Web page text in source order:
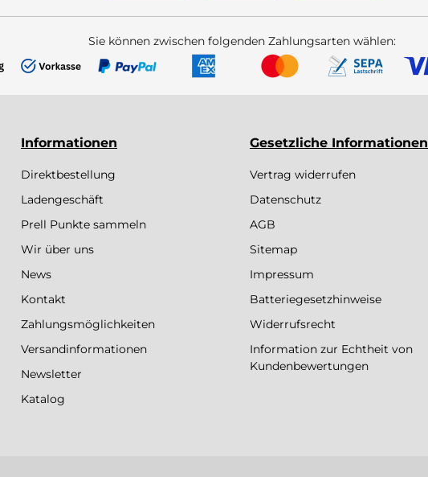
Sie können zwischen folgenden Zahlungsarten wählen:
Informationen
Direktbestellung
Ladengeschäft
Prell Punkte sammeln
Wir über uns
News
Kontakt
Zahlungsmöglichkeiten
Versandinformationen
Newsletter
Katalog
Gesetzliche Informationen
Vertrag widerrufen
Datenschutz
AGB
Sitemap
Impressum
Batteriegesetzhinweise
Widerrufsrecht
Information zur Echtheit von
Kundenbewertungen